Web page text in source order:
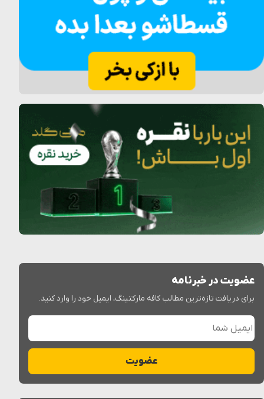
عضویت در خبرنامه
برای دریافت تازه‌ترین مطالب کافه مارکتینگ، ایمیل خود را وارد کنید.
ایمیل شما
عضویت